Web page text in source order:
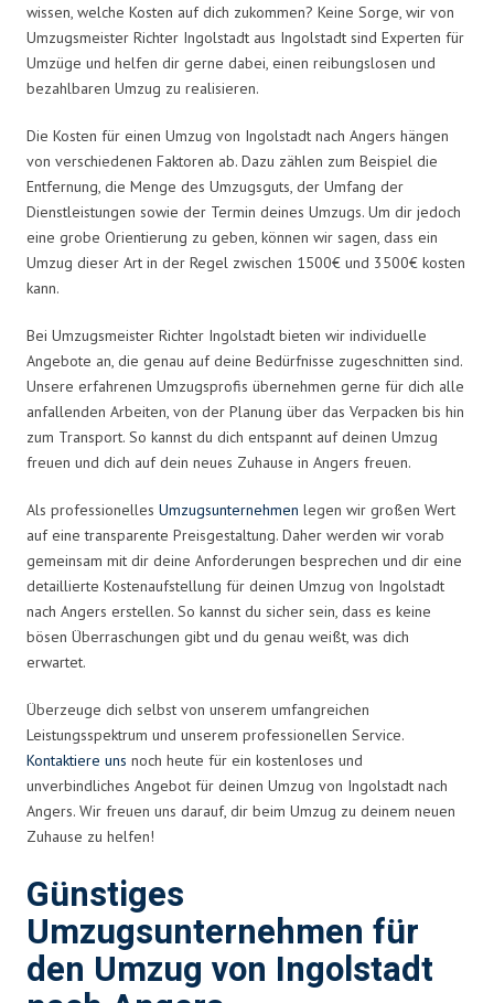
wissen, welche Kosten auf dich zukommen? Keine Sorge, wir von
Umzugsmeister Richter Ingolstadt aus Ingolstadt sind Experten für
Umzüge und helfen dir gerne dabei, einen reibungslosen und
bezahlbaren Umzug zu realisieren.
Die Kosten für einen Umzug von Ingolstadt nach Angers hängen
von verschiedenen Faktoren ab. Dazu zählen zum Beispiel die
Entfernung, die Menge des Umzugsguts, der Umfang der
Dienstleistungen sowie der Termin deines Umzugs. Um dir jedoch
eine grobe Orientierung zu geben, können wir sagen, dass ein
Umzug dieser Art in der Regel zwischen 1500€ und 3500€ kosten
kann.
Bei Umzugsmeister Richter Ingolstadt bieten wir individuelle
Angebote an, die genau auf deine Bedürfnisse zugeschnitten sind.
Unsere erfahrenen Umzugsprofis übernehmen gerne für dich alle
anfallenden Arbeiten, von der Planung über das Verpacken bis hin
zum Transport. So kannst du dich entspannt auf deinen Umzug
freuen und dich auf dein neues Zuhause in Angers freuen.
Als professionelles Umzugsunternehmen legen wir großen Wert
auf eine transparente Preisgestaltung. Daher werden wir vorab
gemeinsam mit dir deine Anforderungen besprechen und dir eine
detaillierte Kostenaufstellung für deinen Umzug von Ingolstadt
nach Angers erstellen. So kannst du sicher sein, dass es keine
bösen Überraschungen gibt und du genau weißt, was dich
erwartet.
Überzeuge dich selbst von unserem umfangreichen
Leistungsspektrum und unserem professionellen Service.
Kontaktiere uns noch heute für ein kostenloses und
unverbindliches Angebot für deinen Umzug von Ingolstadt nach
Angers. Wir freuen uns darauf, dir beim Umzug zu deinem neuen
Zuhause zu helfen!
Günstiges
Umzugsunternehmen für
den Umzug von Ingolstadt